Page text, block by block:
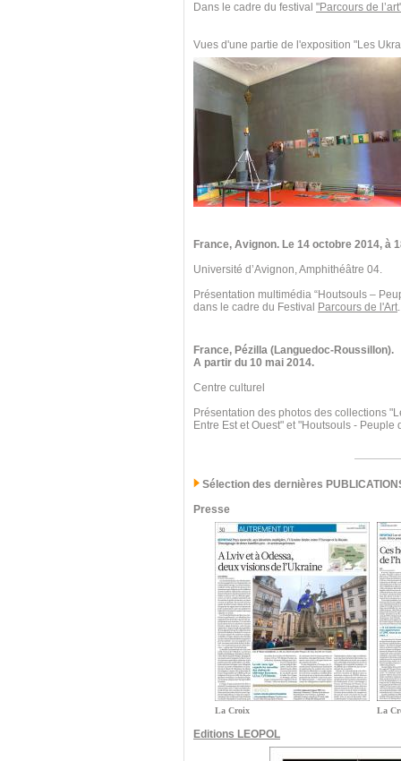
Dans le cadre du festival "Parcours de
Vues d'une partie de l'exposition "Les
France, Avignon. Le 14 octobre 2014, à
Université d’Avignon, Amphithéâtre 04.
Présentation multimédia “Houtsouls –
dans le cadre du Festival Parcours de l'Art.
France, Pézilla (Languedoc-Roussillon).
A partir du 10 mai 2014.
Centre culturel
Présentation des photos des collections
Entre Est et Ouest" et "Houtsouls - Peuple
Sélection des dernières
Presse
La Croix La
Editions LEOPOL